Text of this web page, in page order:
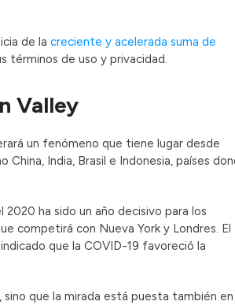
de la creciente y acelerada suma de
términos de uso y privacidad.
Valley
un fenómeno que tiene lugar desde
India, Brasil e Indonesia, países
2020 ha sido un año decisivo para los
competirá con Nueva York y Londres. El
que la COVID-19 favoreció la
que la mirada está puesta también en